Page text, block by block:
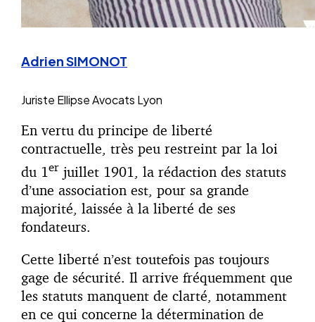
Adrien SIMONOT
Juriste Ellipse Avocats Lyon
En vertu du principe de liberté
contractuelle, très peu restreint par la loi
du 1 er juillet 1901, la rédaction des statuts
d’une association est, pour sa grande
majorité, laissée à la liberté de ses
fondateurs.
Cette liberté n’est toutefois pas toujours
gage de sécurité. Il arrive fréquemment que
les statuts manquent de clarté, notamment
en ce qui concerne la détermination de